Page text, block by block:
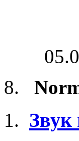
Звук